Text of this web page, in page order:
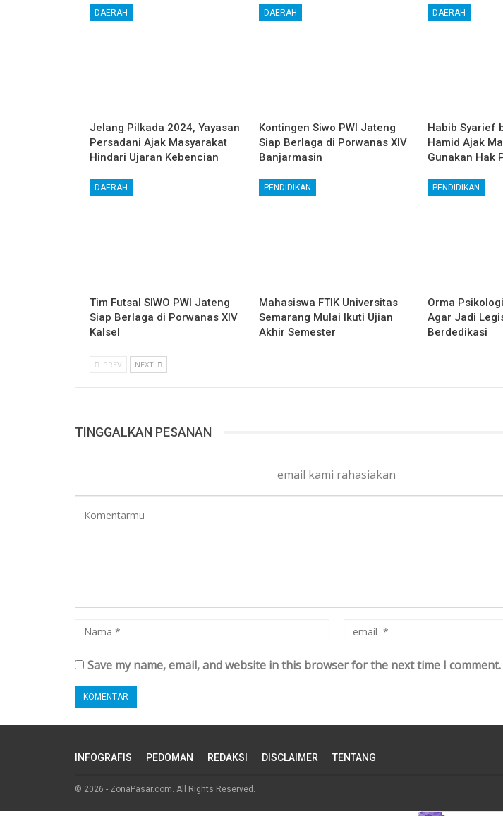
DAERAH
Jelang Pilkada 2024, Yayasan
Persadani Ajak Masyarakat
Hindari Ujaran Kebencian
DAERAH
Kontingen Siwo PWI Jateng
Siap Berlaga di Porwanas XIV
Banjarmasin
DAERAH
Habib Syarief
Hamid Ajak
Gunakan Hak
DAERAH
Tim Futsal SIWO PWI Jateng
Siap Berlaga di Porwanas XIV
Kalsel
PENDIDIKAN
Mahasiswa FTIK Universitas
Semarang Mulai Ikuti Ujian
Akhir Semester
PENDIDIKAN
Orma
Agar Jadi
Berdedikasi
PREV NEXT
TINGGALKAN PESANAN
email kami rahasiakan
Save my name, email, and website in this browser for the next time I comment.
INFOGRAFIS PEDOMAN REDAKSI DISCLAIMER TENTANG
© 2026 - ZonaPasar.com. All Rights Reserved.